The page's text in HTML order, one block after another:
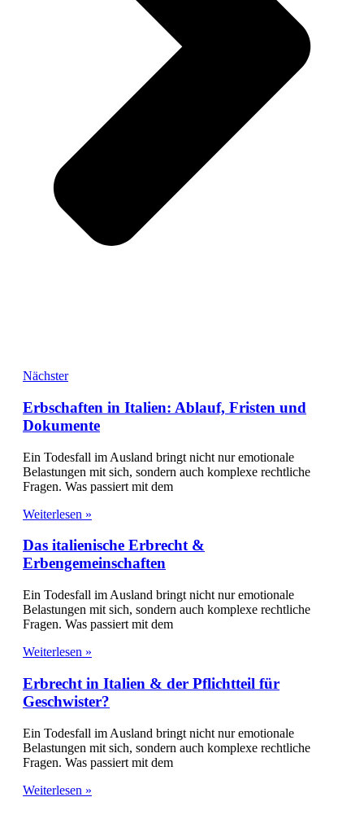
Nächster
Erbschaften in Italien: Ablauf, Fristen und
Dokumente
Ein Todesfall im Ausland bringt nicht nur emotionale
Belastungen mit sich, sondern auch komplexe rechtliche
Fragen. Was passiert mit dem
Weiterlesen »
Das italienische Erbrecht &
Erbengemeinschaften
Ein Todesfall im Ausland bringt nicht nur emotionale
Belastungen mit sich, sondern auch komplexe rechtliche
Fragen. Was passiert mit dem
Weiterlesen »
Erbrecht in Italien & der Pflichtteil für
Geschwister?
Ein Todesfall im Ausland bringt nicht nur emotionale
Belastungen mit sich, sondern auch komplexe rechtliche
Fragen. Was passiert mit dem
Weiterlesen »